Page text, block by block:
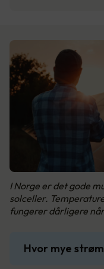
I Norge er det gode
solceller.
fungerer dårligere
Hvor mye